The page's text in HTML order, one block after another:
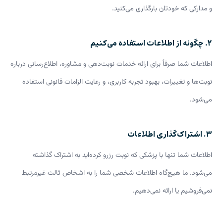
و مدارکی که خودتان بارگذاری می‌کنید.
۲. چگونه از اطلاعات استفاده می‌کنیم
اطلاعات شما صرفاً برای ارائه خدمات نوبت‌دهی و مشاوره، اطلاع‌رسانی درباره
نوبت‌ها و تغییرات، بهبود تجربه کاربری، و رعایت الزامات قانونی استفاده
می‌شود.
۳. اشتراک‌گذاری اطلاعات
اطلاعات شما تنها با پزشکی که نوبت رزرو کرده‌اید به اشتراک گذاشته
می‌شود. ما هیچ‌گاه اطلاعات شخصی شما را به اشخاص ثالث غیرمرتبط
نمی‌فروشیم یا ارائه نمی‌دهیم.